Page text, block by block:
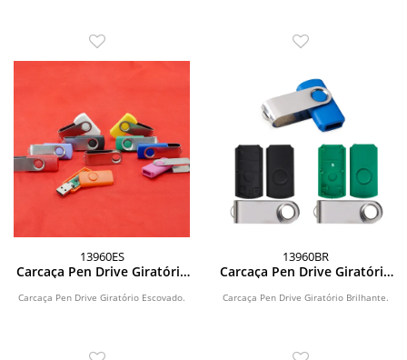
13960ES
Carcaça Pen Drive Giratório
Carcaça Pen Drive Giratório Escovado.
13960BR
Carcaça Pen Drive Giratório
Carcaça Pen Drive Giratório Brilhante.